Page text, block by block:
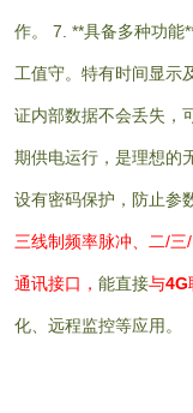
作。 7. **具备多种功能
工值守。特有时间显示
证内部数据不会丢失，
期供电运行，是理想的
设有密码保护，防止参
三线制频率脉冲、二/
通讯接口， 能直接与4G
化、远程监控等应用。